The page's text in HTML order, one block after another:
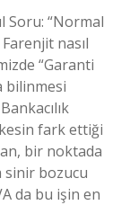
Soru: “Normal
nasıl
“Garanti
bilinmesi
fark ettiği
bir noktada
sinir bozucu
da bu işin en